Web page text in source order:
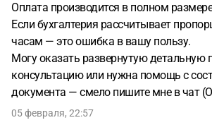
Оплата производится в полном
Если бухгалтерия рассчитывает
часам — это ошибка в вашу пользу.
Могу оказать развернутую детальную
консультацию или нужна помощь с
документа — смело пишите мне в чат
05 февраля, 22:57